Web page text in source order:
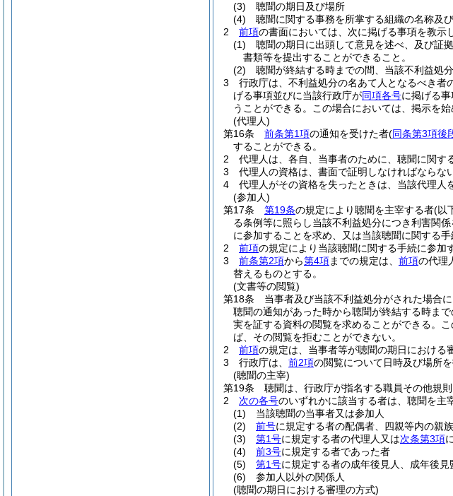
(3)
聴聞の期日及び場所
(4)
聴聞に関する事務を所掌する組織の名称及
2
前項の書面においては、次に掲げる事項を教示
(1)
聴聞の期日に出頭して意見を述べ、及び証
書類等を提出することができること。
(2)
聴聞が終結する時までの間、当該不利益処
3
行政庁は、不利益処分の名あて人となるべき者
げる事項並びに当該行政庁が同項各号に掲げる
うことができる。
この場合においては、掲示を
(代理人)
第16条
前条第1項の通知を受けた者(同条第3項後
することができる。
2
代理人は、各自、当事者のために、聴聞に関す
3
代理人の資格は、書面で証明しなければならない
4
代理人がその資格を失ったときは、当該代理人
(参加人)
第17条
第19条の規定により聴聞を主宰する者(以
る条例等に照らし当該不利益処分につき利害関
に参加することを求め、又は当該聴聞に関する
2
前項の規定により当該聴聞に関する手続に参加
3
前条第2項から第4項までの規定は、 前項の代理
替えるものとする。
(文書等の閲覧)
第18条
当事者及び当該不利益処分がされた場合
聴聞の通知があった時から聴聞が終結する時ま
実を証する資料の閲覧を求めることができる。
ば、その閲覧を拒むことができない。
2
前項の規定は、当事者等が聴聞の期日における
3
行政庁は、 前2項の閲覧について日時及び場所
(聴聞の主宰)
第19条
聴聞は、行政庁が指名する職員その他規則
2
次の各号のいずれかに該当する者は、聴聞を主
(1)
当該聴聞の当事者又は参加人
(2)
前号に規定する者の配偶者、四親等内の親
(3)
第1号に規定する者の代理人又は次条第3項
(4)
前3号に規定する者であった者
(5)
第1号に規定する者の成年後見人、成年後
(6)
参加人以外の関係人
(聴聞の期日における審理の方式)